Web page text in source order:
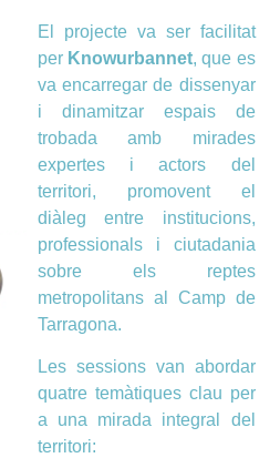
El projecte va ser facilitat
per Knowurbannet, que es
va encarregar de dissenyar
i dinamitzar espais de
trobada amb mirades
expertes i actors del
territori, promovent el
diàleg entre institucions,
professionals i ciutadania
sobre els reptes
metropolitans al Camp de
Tarragona.
Les sessions van abordar
quatre temàtiques clau per
a una mirada integral del
territori: